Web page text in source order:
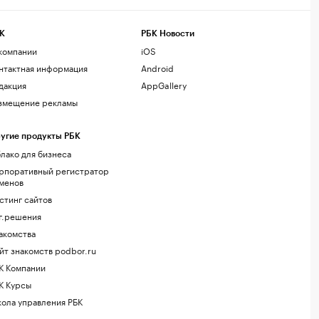
информация
рекламы
продукты РБК
для бизнеса
регистратор
сайтов
знакомств podbor.ru
Компании
Курсы
управления РБК
РБК Новости
iOS
Android
AppGallery